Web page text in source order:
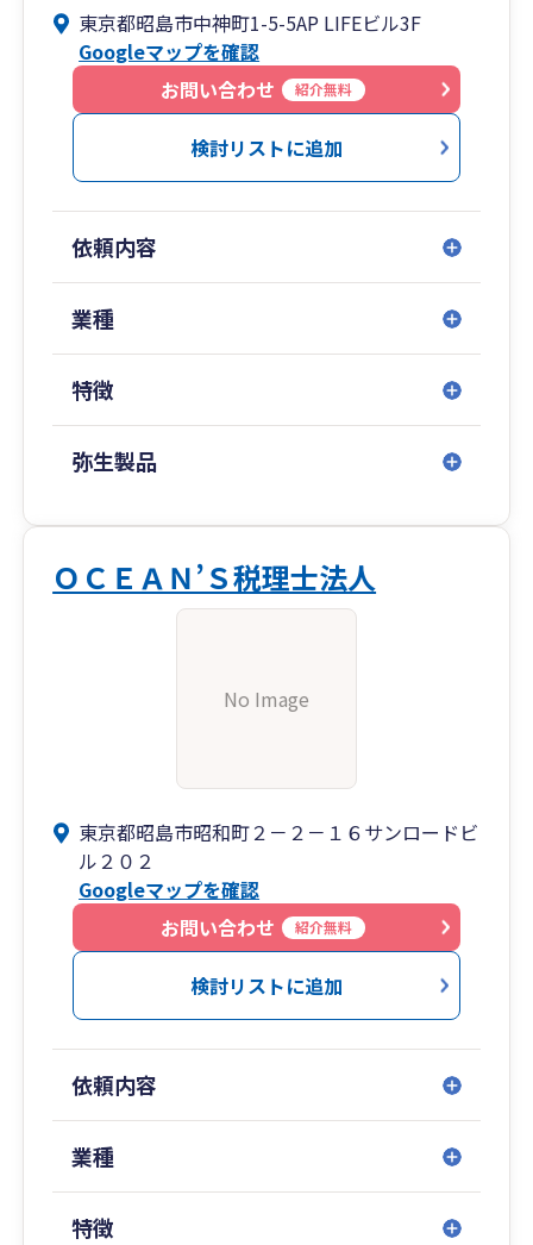
東京都昭島市中神町1-5-5AP LIFEビル3F
Googleマップを確認
お問い合わせ
紹介無料
検討リストに追加
依頼内容
業種
特徴
弥生製品
ＯＣＥＡＮ’Ｓ税理士法人
No Image
東京都昭島市昭和町２－２－１６サンロードビ
ル２０２
Googleマップを確認
お問い合わせ
紹介無料
検討リストに追加
依頼内容
業種
特徴